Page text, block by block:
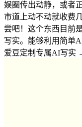
娱圈传出动静，或者
市道上动不动就收费
尝吧！这个东西目前
写实。能够利用简单
爱豆定制专属AI写实